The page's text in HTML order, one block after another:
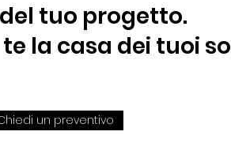
tuo progetto.
la casa dei tuoi
un preventivo